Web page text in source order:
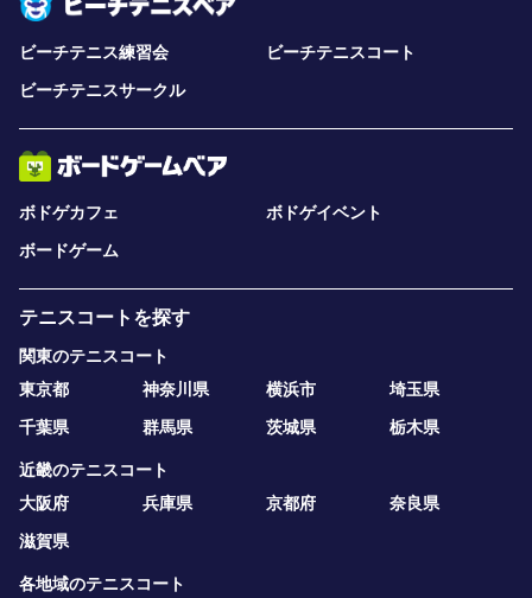
ビーチテニス練習会
ビーチテニスコート
ビーチテニスサークル
ボドゲカフェ
ボドゲイベント
ボードゲーム
テニスコートを探す
関東のテニスコート
東京都
神奈川県 横浜市
埼玉県
千葉県
群馬県 茨城県 栃木県
近畿のテニスコート
大阪府
兵庫県 京都府
奈良県
滋賀県
各地域のテニスコート